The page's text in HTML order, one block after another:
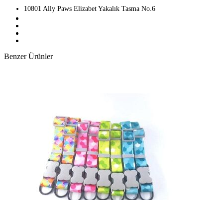
10801 Ally Paws Elizabet Yakalık Tasma No.6
Benzer Ürünler